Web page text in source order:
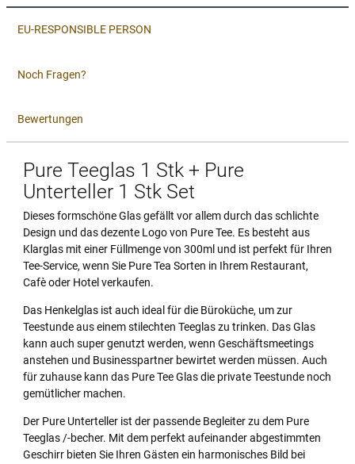
EU-RESPONSIBLE PERSON
Noch Fragen?
Bewertungen
Pure Teeglas 1 Stk + Pure
Unterteller 1 Stk Set
Dieses formschöne Glas gefällt vor allem durch das schlichte
Design und das dezente Logo von Pure Tee. Es besteht aus
Klarglas mit einer Füllmenge von 300ml und ist perfekt für Ihren
Tee-Service, wenn Sie Pure Tea Sorten in Ihrem Restaurant,
Cafè oder Hotel verkaufen.
Das Henkelglas ist auch ideal für die Büroküche, um zur
Teestunde aus einem stilechten Teeglas zu trinken. Das Glas
kann auch super genutzt werden, wenn Geschäftsmeetings
anstehen und Businesspartner bewirtet werden müssen. Auch
für zuhause kann das Pure Tee Glas die private Teestunde noch
gemütlicher machen.
Der Pure Unterteller ist der passende Begleiter zu dem Pure
Teeglas /-becher. Mit dem perfekt aufeinander abgestimmten
Geschirr bieten Sie Ihren Gästen ein harmonisches Bild bei